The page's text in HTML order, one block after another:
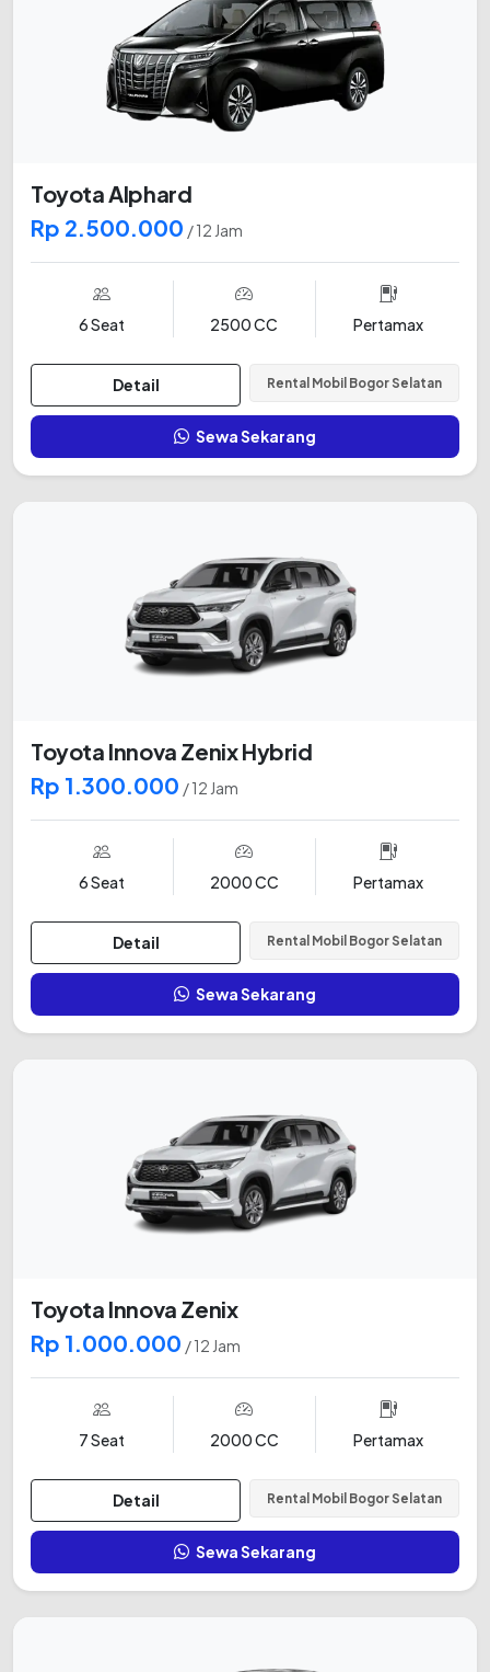
Toyota Alphard
Rp 2.500.000 / 12 Jam
6 Seat 2500 CC Pertamax
Detail Rental Mobil Bogor Selatan
Sewa Sekarang
Toyota Innova Zenix Hybrid
Rp 1.300.000 / 12 Jam
6 Seat 2000 CC Pertamax
Detail Rental Mobil Bogor Selatan
Sewa Sekarang
Toyota Innova Zenix
Rp 1.000.000 / 12 Jam
7 Seat 2000 CC Pertamax
Detail Rental Mobil Bogor Selatan
Sewa Sekarang